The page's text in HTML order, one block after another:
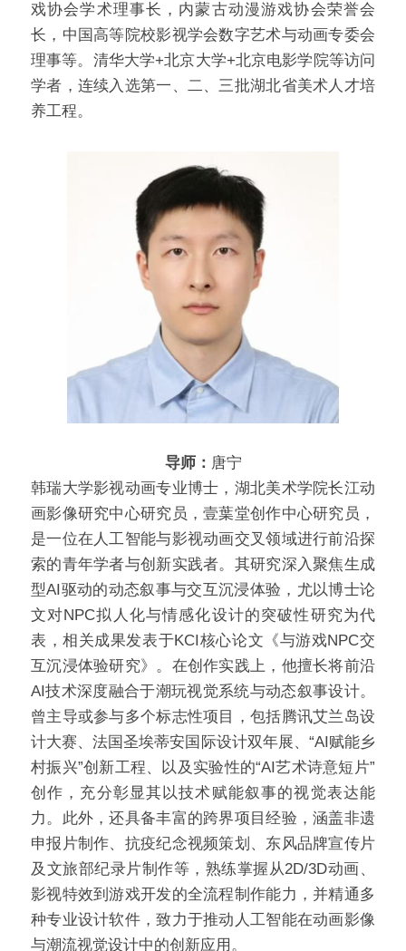
戏协会学术理事长，内蒙古动漫游戏协会荣誉会
长，中国高等院校影视学会数字艺术与动画专委会
理事等。清华大学+北京大学+北京电影学院等访问
学者，连续入选第一、二、三批湖北省美术人才培
养工程。
导师： 唐宁
韩瑞大学影视动画专业博士，湖北美术学院长江动
画影像研究中心研究员，壹葉堂创作中心研究员，
是一位在人工智能与影视动画交叉领域进行前沿探
索的青年学者与创新实践者。其研究深入聚焦生成
型AI驱动的动态叙事与交互沉浸体验，尤以博士论
文对NPC拟人化与情感化设计的突破性研究为代
表，相关成果发表于KCI核心论文《与游戏NPC交
互沉浸体验研究》。在创作实践上，他擅长将前沿
AI技术深度融合于潮玩视觉系统与动态叙事设计。
曾主导或参与多个标志性项目，包括腾讯艾兰岛设
计大赛、法国圣埃蒂安国际设计双年展、“AI赋能乡
村振兴”创新工程、以及实验性的“AI艺术诗意短片”
创作，充分彰显其以技术赋能叙事的视觉表达能
力。此外，还具备丰富的跨界项目经验，涵盖非遗
申报片制作、抗疫纪念视频策划、东风品牌宣传片
及文旅部纪录片制作等，熟练掌握从2D/3D动画、
影视特效到游戏开发的全流程制作能力，并精通多
种专业设计软件，致力于推动人工智能在动画影像
与潮流视觉设计中的创新应用。